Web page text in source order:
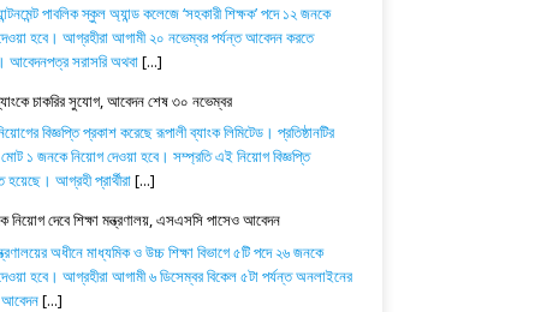
পাবলিক স্কুল অ্যান্ড কলেজে ‘সহকারী শিক্ষক’ পদে ১২ জনকে
হবে। আগ্রহীরা আগামী ২০ নভেম্বর পর্যন্ত আবেদন করতে
আবেদনপত্র সরাসরি অথবা[...]
চাকরির সুযোগ, আবেদন শেষ ৩০ নভেম্বর
বিজ্ঞপ্তি প্রকাশ করেছে রূপালী ব্যাংক লিমিটেড। প্রতিষ্ঠানটির
মোট ১ জনকে নিয়োগ দেওয়া হবে। সম্প্রতি এই নিয়োগ বিজ্ঞপ্তি
হয়েছে। আগ্রহী প্রার্থীরা[...]
নিয়োগ দেবে শিক্ষা মন্ত্রণালয়, এসএসসি পাসেও আবেদন
অধীনে মাধ্যমিক ও উচ্চ শিক্ষা বিভাগে ৫টি পদে ২৬ জনকে
হবে। আগ্রহীরা আগামী ৬ ডিসেম্বর বিকেল ৫টা পর্যন্ত অনলাইনের
আবেদন[...]